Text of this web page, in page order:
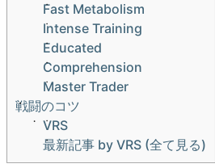
Fast Metabolism
Intense Training
Educated
Comprehension
Master Trader
戦闘のコツ
VRS
最新記事 by VRS (全て見る)